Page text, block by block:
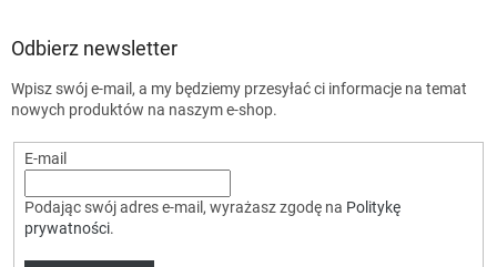
Odbierz newsletter
Wpisz swój e-mail, a my będziemy przesyłać ci informacje na temat
nowych produktów na naszym e-shop.
E-mail
Podając swój adres e-mail, wyrażasz zgodę na Politykę
prywatności.